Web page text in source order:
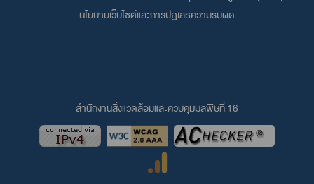
นโยบายเว็บไซต์และการปฏิเสธความรับผิด
สำนักงานสิ่งแวดล้อมและควบคุมมลพิษที่ 16